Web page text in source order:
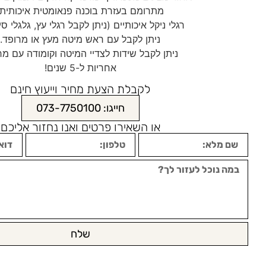
מתרומם בעזרת בוכנה פנאומטית
רגלי ניקל איכותיים (ניתן לקבל רגלי עץ, גלגלי
ניתן לקבל עם ראש מיטה מעץ או מרופד.
ניתן לקבל שידות לצדיי המיטה וקומודה עם
אחריות ל-5 שנים!
לקבלת הצעת מחיר וייעוץ חינם
חייגו: 073-7750100
או השאירו פרטים ואנו נחזור אליכם
שלח